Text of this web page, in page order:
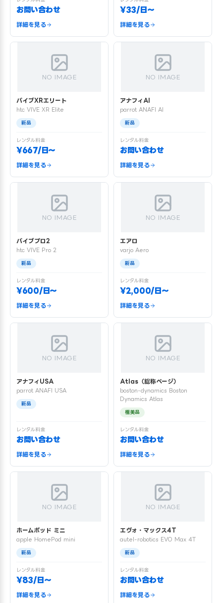
お問い合わせ
詳細を見る
¥33/日〜
詳細を見る
NO IMAGE
バイブXRエリート
htc VIVE XR Elite
新品
レンタル料金
¥667/日〜
詳細を見る
NO IMAGE
アナフィAI
parrot ANAFI AI
新品
レンタル料金
お問い合わせ
詳細を見る
NO IMAGE
バイブプロ2
htc VIVE Pro 2
新品
レンタル料金
¥600/日〜
詳細を見る
NO IMAGE
エアロ
varjo Aero
新品
レンタル料金
¥2,000/日〜
詳細を見る
NO IMAGE
アナフィUSA
parrot ANAFI USA
新品
レンタル料金
お問い合わせ
詳細を見る
NO IMAGE
Atlas（総称ページ）
boston-dynamics Boston
Dynamics Atlas
極美品
レンタル料金
お問い合わせ
詳細を見る
NO IMAGE
ホームポッド ミニ
apple HomePod mini
新品
レンタル料金
¥83/日〜
詳細を見る
NO IMAGE
エヴォ・マックス4T
autel-robotics EVO Max 4T
新品
レンタル料金
お問い合わせ
詳細を見る